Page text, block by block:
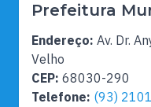
Prefeitura
Endereço: Av. Dr.
Velho
CEP: 68030-290
Telefone: (93)